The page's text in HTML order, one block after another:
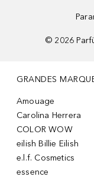
© 2026
GRANDES
Amouage
Carolina Herrera
COLOR WOW
eilish Billie Eilish
e.l.f. Cosmetics
essence